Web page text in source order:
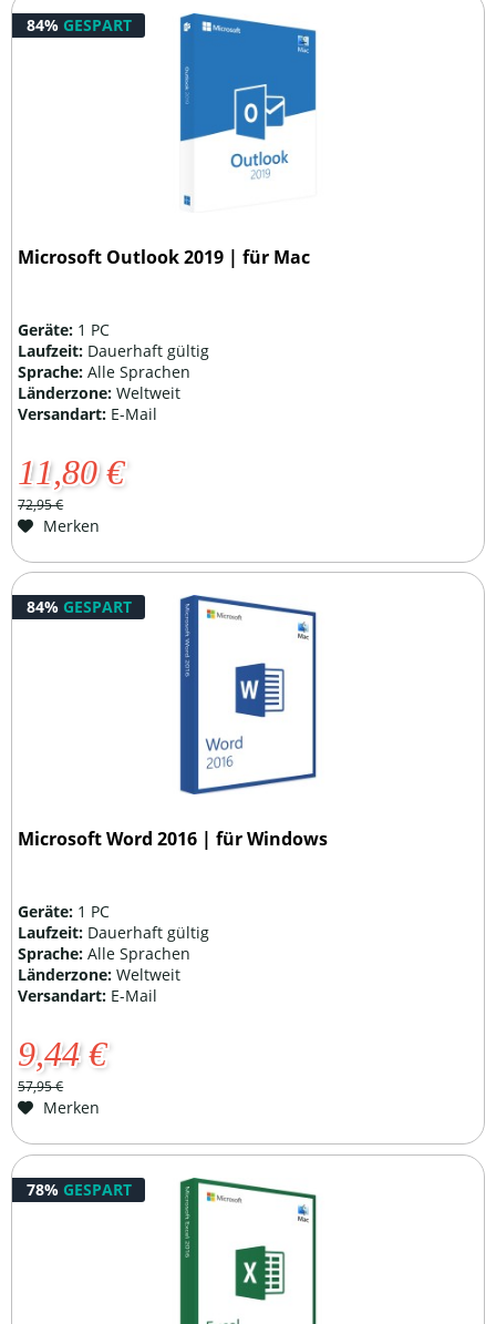
84% GESPART
Microsoft Outlook 2019 | für Mac
Geräte: 1 PC
Laufzeit: Dauerhaft gültig
Sprache:Alle Sprachen
Länderzone:Weltweit
Versandart: E-Mail
11,80 €
72,95 €
Merken
84% GESPART
Microsoft Word 2016 | für Windows
Geräte: 1 PC
Laufzeit: Dauerhaft gültig
Sprache:Alle Sprachen
Länderzone:Weltweit
Versandart: E-Mail
9,44 €
57,95 €
Merken
78% GESPART